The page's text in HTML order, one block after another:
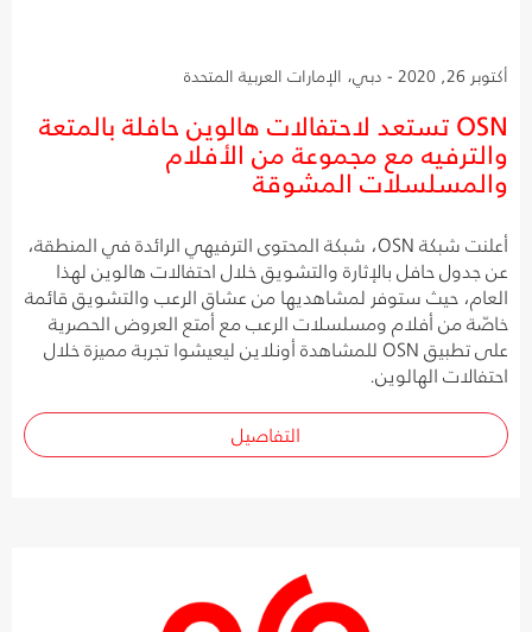
أكتوبر 26, 2020 - دبي، الإمارات العربية المتحدة
OSN تستعد لاحتفالات هالوين حافلة بالمتعة
والترفيه مع مجموعة من الأفلام
والمسلسلات المشوقة
أعلنت شبكة OSN، شبكة المحتوى الترفيهي الرائدة في المنطقة،
عن جدول حافل بالإثارة والتشويق خلال احتفالات هالوين لهذا
العام، حيث ستوفر لمشاهديها من عشاق الرعب والتشويق قائمة
خاصّة من أفلام ومسلسلات الرعب مع أمتع العروض الحصرية
على تطبيق OSN للمشاهدة أونلاين ليعيشوا تجربة مميزة خلال
احتفالات الهالوين.
التفاصيل